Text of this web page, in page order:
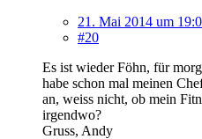
21. Mai 2014 um
#20
Es ist wieder Föhn, für
habe schon mal meinen
an, weiss nicht, ob mein
irgendwo?
Gruss, Andy